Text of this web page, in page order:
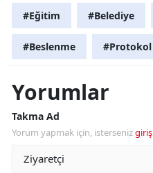
#Eğitim #Belediye
#Beslenme #Protokol
Yorumlar
Takma Ad
Yorum yapmak için, istersenizgiriş